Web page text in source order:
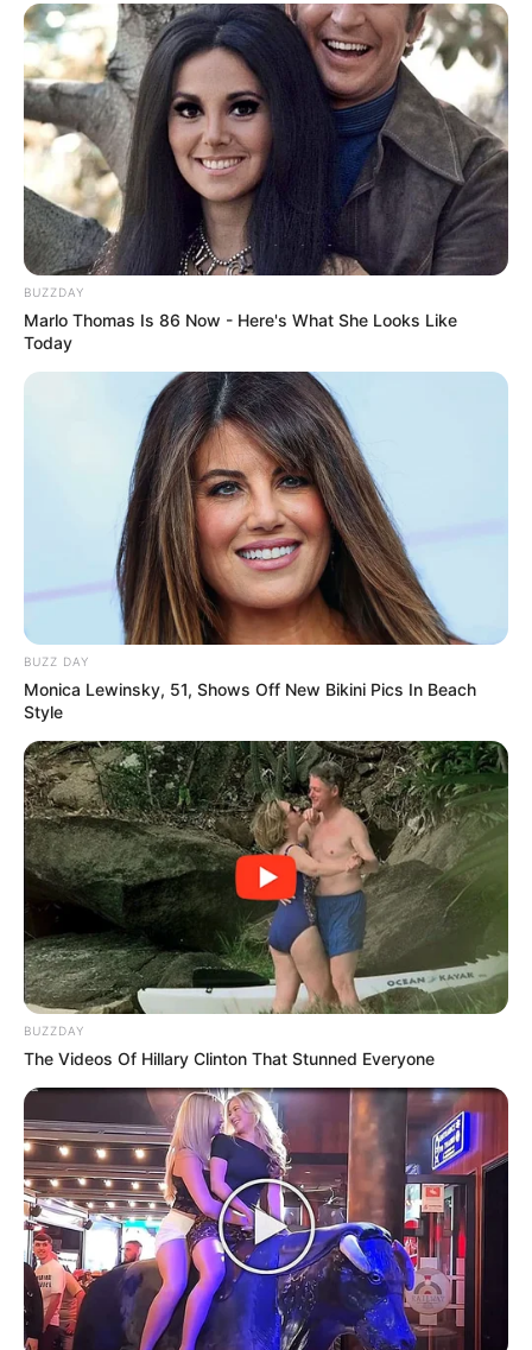
BUZZDAY
Marlo Thomas Is 86 Now - Here's What She Looks Like
Today
BUZZ DAY
Monica Lewinsky, 51, Shows Off New Bikini Pics In Beach
Style
BUZZDAY
The Videos Of Hillary Clinton That Stunned Everyone